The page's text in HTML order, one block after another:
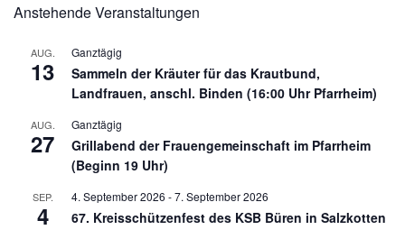
Anstehende Veranstaltungen
AUG.
13
Ganztägig
Sammeln der Kräuter für das Krautbund,
Landfrauen, anschl. Binden (16:00 Uhr Pfarrheim)
AUG.
27
Ganztägig
Grillabend der Frauengemeinschaft im Pfarrheim
(Beginn 19 Uhr)
SEP.
4
4. September 2026 -7. September 2026
67. Kreisschützenfest des KSB Büren in Salzkotten